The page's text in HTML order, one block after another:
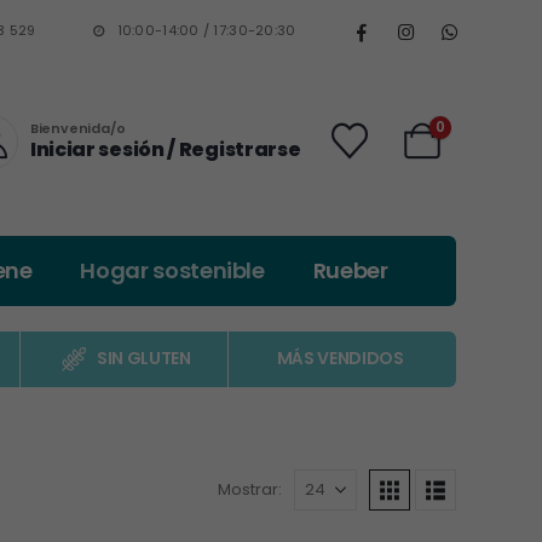
529 10:00-14:00 / 17:30-20:30
Bienvenida/o
Iniciar sesión / Registrarse
0
Hogar sostenible Rueber
SIN GLUTEN MÁS VENDIDOS
Mostrar: